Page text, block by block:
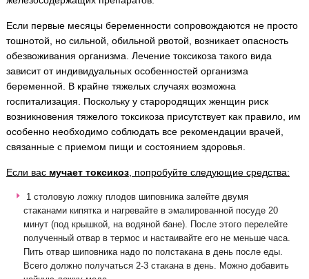
Если первые месяцы беременности сопровождаются не просто
тошнотой, но сильной, обильной рвотой, возникает опасность
обезвоживания организма. Лечение токсикоза такого вида
зависит от индивидуальных особенностей организма
беременной. В крайне тяжелых случаях возможна
госпитализация. Поскольку у старородящих женщин риск
возникновения тяжелого токсикоза присутствует как правило, им
особенно необходимо соблюдать все рекомендации врачей,
связанные с приемом пищи и состоянием здоровья.
Если вас мучает токсикоз, попробуйте следующие средства:
1 столовую ложку плодов шиповника залейте двумя
стаканами кипятка и нагревайте в эмалированной посуде 20
минут (под крышкой, на водяной бане). После этого перелейте
полученный отвар в термос и настаивайте его не меньше часа.
Пить отвар шиповника надо по полстакана в день после еды.
Всего должно получаться 2-3 стакана в день. Можно добавить